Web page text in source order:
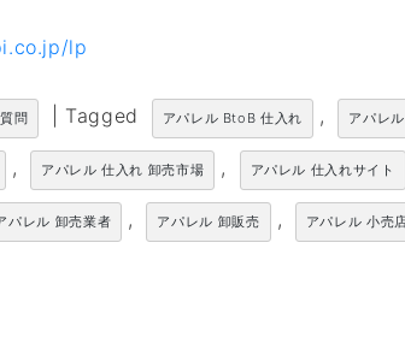
lp
問 Tagged アパレル BtoB 仕入れ , アパレ
, アパレル 仕入れ 卸売市場 , アパレル 仕入れサイト
パレル 卸売業者 , アパレル 卸販売 , アパレル 小売